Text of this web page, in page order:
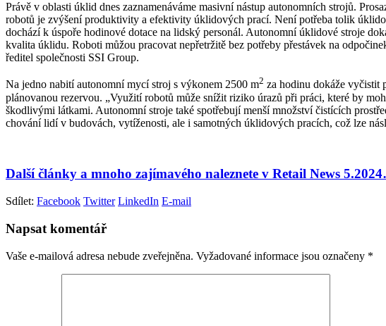
Právě v oblasti úklid dnes zaznamenáváme masivní nástup autonomních strojů.
robotů je zvýšení produktivity a efektivity úklidových prací. Není potřeba tolik
dochází k úspoře hodinové dotace na lidský personál. Autonomní úklidové stroje
kvalita úklidu. Roboti můžou pracovat nepřetržitě bez potřeby přestávek na
ředitel společnosti SSI Group.
Na jedno nabití autonomní mycí stroj s výkonem 2500 m2 za hodinu dokáže vyčistit
plánovanou rezervou. „Využití robotů může snížit riziko úrazů při práci, které by
škodlivými látkami. Autonomní stroje také spotřebují menší množství čistících
chování lidí v budovách, vytíženosti, ale i samotných úklidových pracích, což lze
Další články a mnoho zajímavého naleznete v Retail News
Sdílet: Facebook Twitter LinkedIn E-mail
Napsat komentář
Vaše e-mailová adresa nebude zveřejněna. Vyžadované informace jsou označeny *